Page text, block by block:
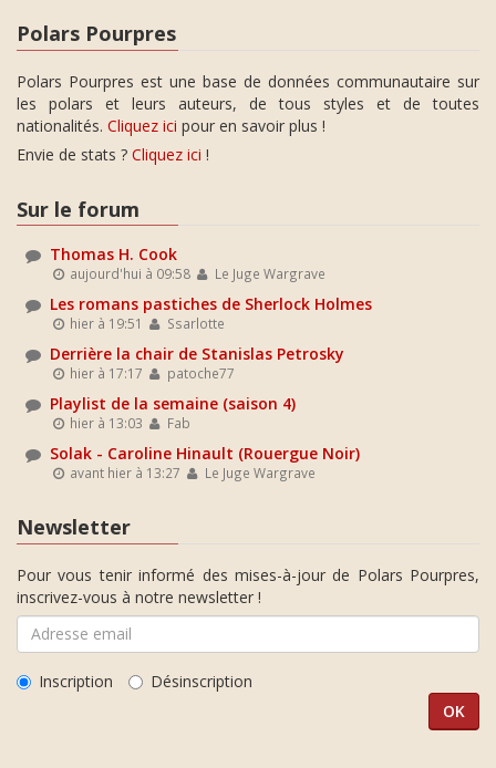
Polars Pourpres
Polars Pourpres est une base de données communautaire sur
les polars et leurs auteurs, de tous styles et de toutes
nationalités. Cliquez ici pour en savoir plus !
Envie de stats ? Cliquez ici !
Sur le forum
Thomas H. Cook
aujourd'hui à 09:58 Le Juge Wargrave
Les romans pastiches de Sherlock Holmes
hier à 19:51 Ssarlotte
Derrière la chair de Stanislas Petrosky
hier à 17:17 patoche77
Playlist de la semaine (saison 4)
hier à 13:03 Fab
Solak - Caroline Hinault (Rouergue Noir)
avant hier à 13:27 Le Juge Wargrave
Newsletter
Pour vous tenir informé des mises-à-jour de Polars Pourpres,
inscrivez-vous à notre newsletter !
Inscription Désinscription